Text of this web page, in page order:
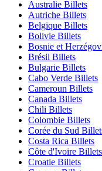
Australie Billets
Autriche Billets
Belgique Billets
Bolivie Billets
Bosnie et
Brésil Billets
Bulgarie Billets
Cabo Verde Billets
Cameroun Billets
Canada Billets
Chili Billets
Colombie Billets
Corée du Sud
Costa Rica Billets
Côte d'Ivoire Billets
Croatie Billets